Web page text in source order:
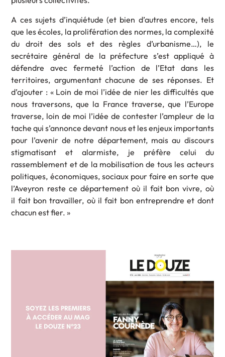
A ces sujets d’inquiétude (et bien d’autres encore, tels
que les écoles, la prolifération des normes, la complexité
du droit des sols et des règles d’urbanisme…), le
secrétaire général de la préfecture s’est appliqué à
défendre avec fermeté l’action de l’Etat dans les
territoires, argumentant chacune de ses réponses. Et
d’ajouter : « Loin de moi l’idée de nier les difficultés que
nous traversons, que la France traverse, que l’Europe
traverse, loin de moi l’idée de contester l’ampleur de la
tache qui s’annonce devant nous et les enjeux importants
pour l’avenir de notre département, mais au discours
stigmatisant et alarmiste, je préfère celui du
rassemblement et de la mobilisation de tous les acteurs
politiques, économiques, sociaux pour faire en sorte que
l’Aveyron reste ce département où il fait bon vivre, où
il fait bon travailler, où il fait bon entreprendre et dont
chacun est fier. »